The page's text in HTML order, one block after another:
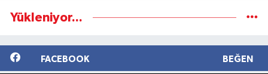
Yükleniyor...
FACEBOOK BEĞEN